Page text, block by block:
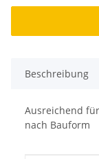
Beschreibung
Ausreichend
nach Bauform